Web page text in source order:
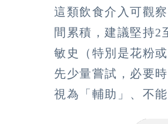
這類飲食介入可觀
間累積，建議堅持2
敏史（特別是花粉
先少量嘗試，必要
視為「輔助」、不